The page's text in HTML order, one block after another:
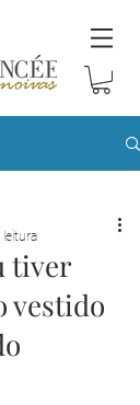
tiver
vestido